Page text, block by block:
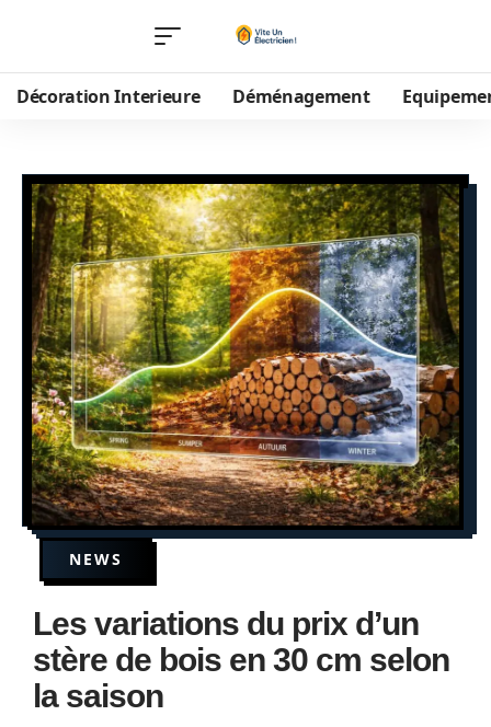
Décoration Interieure Déménagement
NEWS
Les variations du prix d’un
stère de bois en 30 cm selon
la saison